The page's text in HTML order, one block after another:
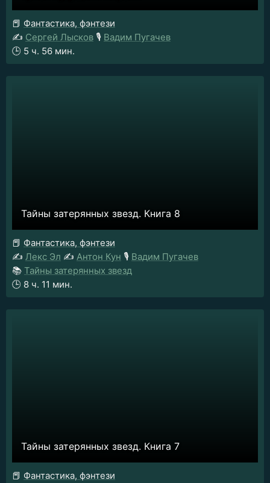
📕 Фантастика, фэнтези
✍️ Сергей Лысков 🎙️ Вадим Пугачев
🕒 5 ч. 56 мин.
Тайны затерянных звезд. Книга 8
📕 Фантастика, фэнтези
✍️ Лекс Эл ✍️ Антон Кун 🎙️ Вадим Пугачев
📚 Тайны затерянных звезд
🕒 8 ч. 11 мин.
Тайны затерянных звезд. Книга 7
📕 Фантастика, фэнтези